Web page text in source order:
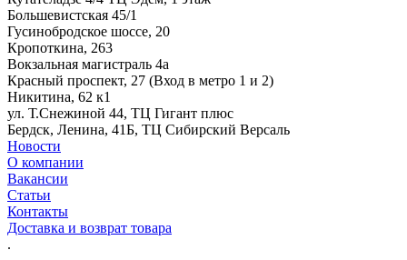
Большевистская 45/1
Гусинобродское шоссе, 20
Кропоткина, 263
Вокзальная магистраль 4а
Красный проспект, 27 (Вход в метро 1 и 2)
Никитина, 62 к1
ул. Т.Снежиной 44, ТЦ Гигант плюс
Бердск, Ленина, 41Б, ТЦ Сибирский Версаль
Новости
О компании
Вакансии
Статьи
Контакты
Доставка и возврат товара
.